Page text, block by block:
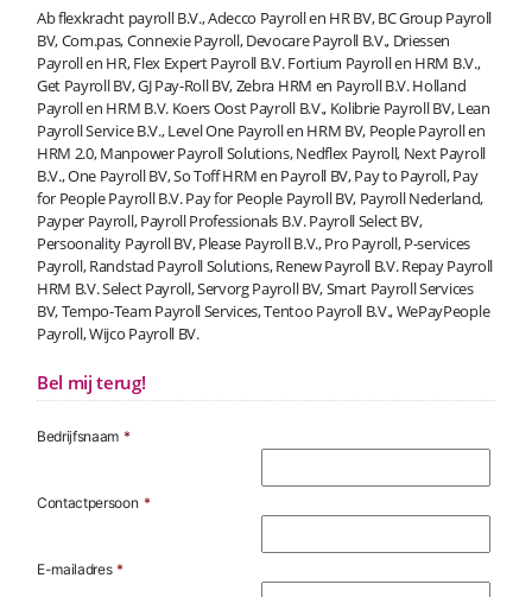
Ab flexkracht payroll B.V., Adecco Payroll en HR BV, BC Group Payroll
BV, Com.pas, Connexie Payroll, Devocare Payroll B.V., Driessen
Payroll en HR, Flex Expert Payroll B.V. Fortium Payroll en HRM B.V.,
Get Payroll BV, GJ Pay-Roll BV, Zebra HRM en Payroll B.V. Holland
Payroll en HRM B.V. Koers Oost Payroll B.V., Kolibrie Payroll BV, Lean
Payroll Service B.V., Level One Payroll en HRM BV, People Payroll en
HRM 2.0, Manpower Payroll Solutions, Nedflex Payroll, Next Payroll
B.V., One Payroll BV, So Toff HRM en Payroll BV, Pay to Payroll, Pay
for People Payroll B.V. Pay for People Payroll BV, Payroll Nederland,
Payper Payroll, Payroll Professionals B.V. Payroll Select BV,
Persoonality Payroll BV, Please Payroll B.V., Pro Payroll, P-services
Payroll, Randstad Payroll Solutions, Renew Payroll B.V. Repay Payroll
HRM B.V. Select Payroll, Servorg Payroll BV, Smart Payroll Services
BV, Tempo-Team Payroll Services, Tentoo Payroll B.V., WePayPeople
Payroll, Wijco Payroll BV.
Bel mij terug!
Bedrijfsnaam *
Contactpersoon *
E-mailadres *